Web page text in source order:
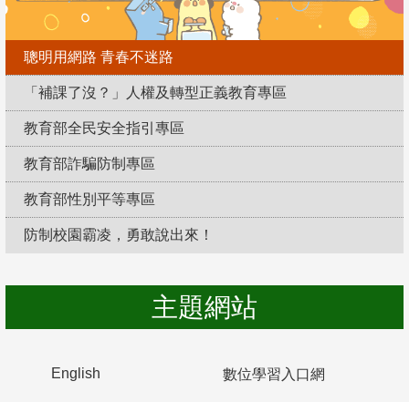
聰明用網路 青春不迷路
「補課了沒？」人權及轉型正義教育專區
教育部全民安全指引專區
教育部詐騙防制專區
教育部性別平等專區
防制校園霸凌，勇敢說出來！
主題網站
English 數位學習入口網